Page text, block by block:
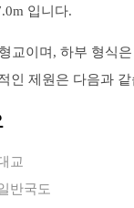
입니다.
교이며, 하부 형식
인 제원은 다음과 같
교
반국도